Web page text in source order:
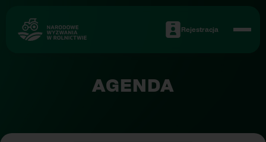
Rejestracja
AGENDA